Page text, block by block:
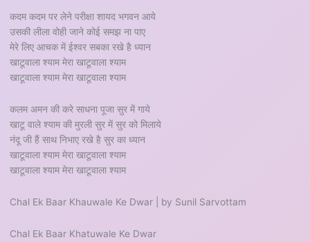
कदम कदम पर लेने परीक्षा शायद भगवन आये
उसकी लीला वोही जाने कोई समझ ना पाए
मेरे लिए आचक में ईश्वर सबका रखे है ध्यान
खाटूवाला श्याम मेरा खाटूवाला श्याम
खाटूवाला श्याम मेरा खाटूवाला श्याम
कलम अमन की करे साधना पूजा सुर में गाये
खाटू वाले श्याम की मुरली सुर में सुर को मिलाये
नंदू जी हैं साथ निभाए रखे है सुर का ध्यान
खाटूवाला श्याम मेरा खाटूवाला श्याम
खाटूवाला श्याम मेरा खाटूवाला श्याम
Chal Ek Baar Khauwale Ke Dwar | by Sunil Sarvottam
Chal Ek Baar Khatuwale Ke Dwar